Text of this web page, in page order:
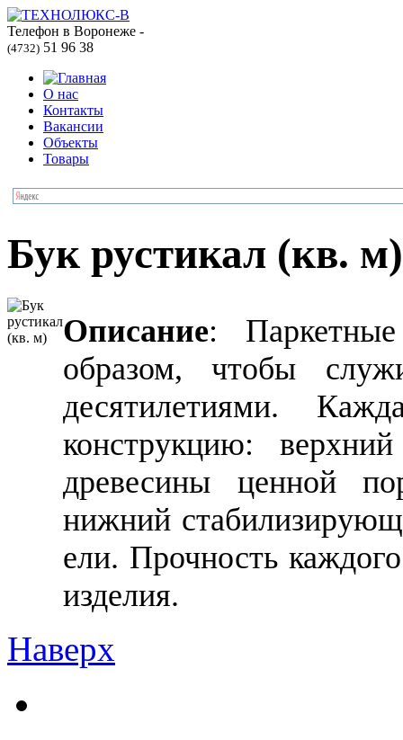
Телефон в Воронеже -
(4732) 51 96 38
О нас
Контакты
Вакансии
Объекты
Товары
Бук рустикал (кв. м)
Описание: Паркетные
образом, чтобы
десятилетиями.
конструкцию:
древесины ценной
нижний
ели. Прочность
изделия.
Наверх